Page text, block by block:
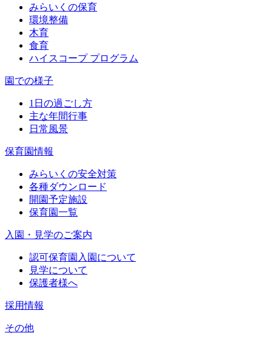
みらいくの保育
環境整備
木育
食育
ハイスコープ プログラム
園での様子
1日の過ごし方
主な年間行事
日常風景
保育園情報
みらいくの安全対策
各種ダウンロード
開園予定施設
保育園一覧
入園・見学のご案内
認可保育園入園について
見学について
保護者様へ
採用情報
その他